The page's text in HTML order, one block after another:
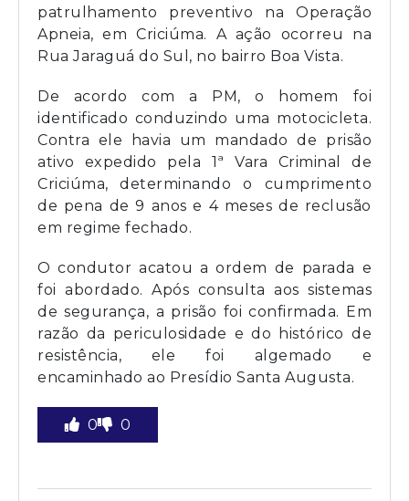
patrulhamento preventivo na Operação
Apneia, em Criciúma. A ação ocorreu na
Rua Jaraguá do Sul, no bairro Boa Vista.
De acordo com a PM, o homem foi
identificado conduzindo uma motocicleta.
Contra ele havia um mandado de prisão
ativo expedido pela 1ª Vara Criminal de
Criciúma, determinando o cumprimento
de pena de 9 anos e 4 meses de reclusão
em regime fechado.
O condutor acatou a ordem de parada e
foi abordado. Após consulta aos sistemas
de segurança, a prisão foi confirmada. Em
razão da periculosidade e do histórico de
resistência, ele foi algemado e
encaminhado ao Presídio Santa Augusta.
0 0